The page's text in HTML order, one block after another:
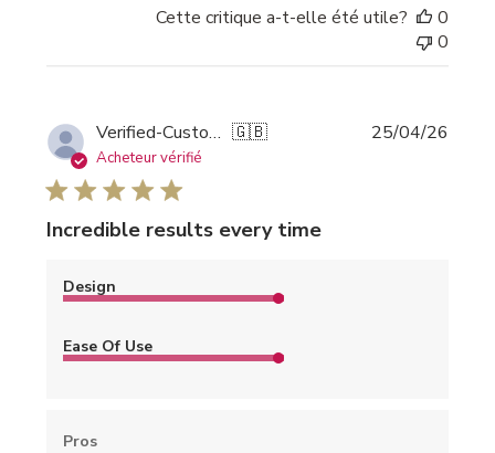
Cette critique a-t-elle été utile?
0
0
Verified-Customer 🇬🇧
Acheteur vérifié
Incredible results every time
Design
Ease Of Use
Pros
25/04/26